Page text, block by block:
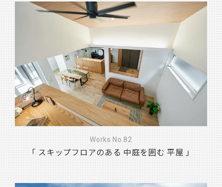
Works No.82
「 スキップフロアのある 中庭を囲む 平屋 」